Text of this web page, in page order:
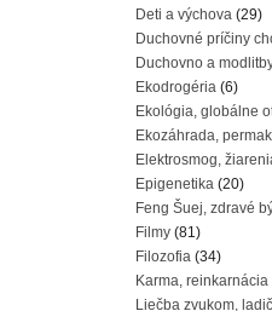
Deti a výchova (29)
Duchovné príčiny
Duchovno a
Ekodrogéria (6)
Ekológia, globálne
Ekozáhrada,
Elektrosmog,
Epigenetika (20)
Feng Šuej, zdravé
Filmy (81)
Filozofia (34)
Karma,
Liečba zvukom,